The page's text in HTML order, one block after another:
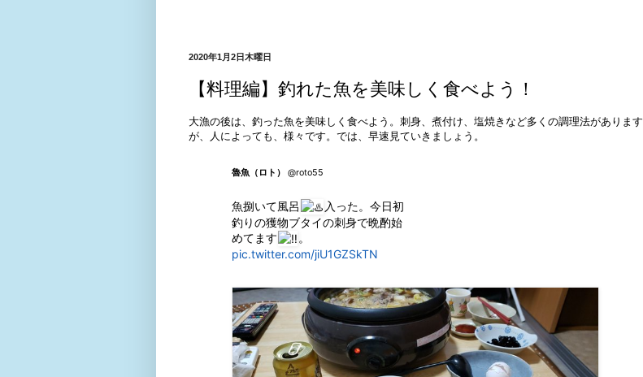
2020年1月2日木曜日
【料理編】釣れた魚を美味しく食べよう！
大漁の後は、釣った魚を美味しく食べよう。刺身、煮付け、塩焼きなど多くの調理法があります
が、人によっても、様々です。では、早速見ていきましょう。
魯魚（ロト） @roto55
魚捌いて風呂
入った。今日初
釣りの獲物ブタイの刺身で晩酌始
めてます
pic.twitter.com/jiU1GZSkTN